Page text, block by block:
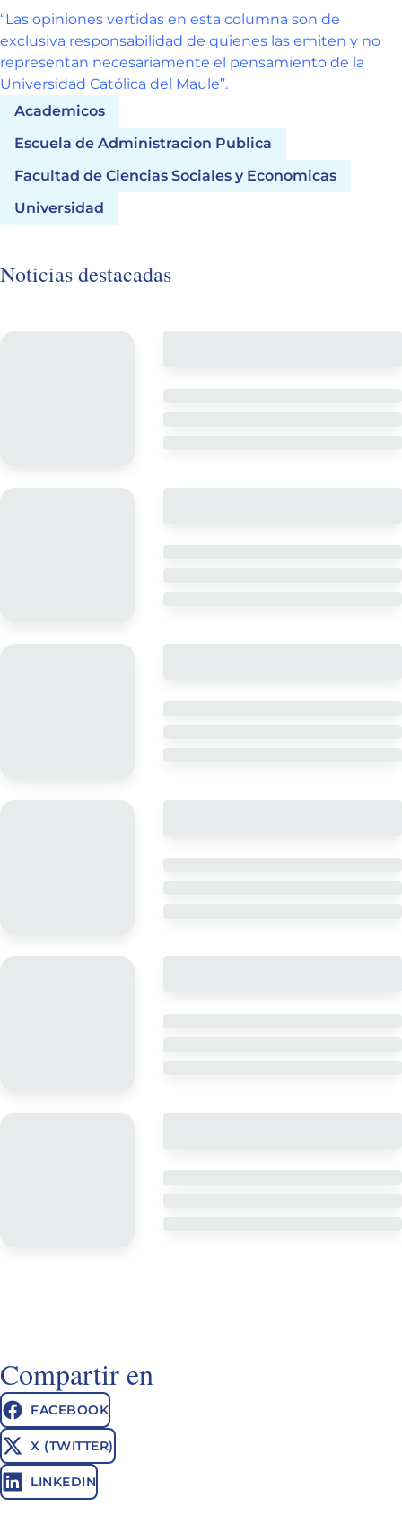
“Las opiniones vertidas en esta columna son de
exclusiva responsabilidad de quienes las emiten y no
representan necesariamente el pensamiento de la
Universidad Católica del Maule”.
Academicos
Escuela de Administracion Publica
Facultad de Ciencias Sociales y Economicas
Universidad
Noticias destacadas
Compartir en
FACEBOOK
X (TWITTER)
LINKEDIN